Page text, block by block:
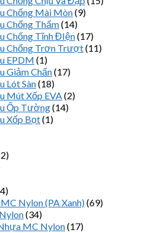
Chống Mài Mòn(9)
Chống Thấm(14)
Chống Tĩnh ĐIện(17)
Chống Trơn Trượt(11)
EPDM (1)
Giảm Chấn(17)
Lót Sàn(18)
Mút Xốp EVA(2)
Ốp Tường(14)
Xốp Bọt(1)
Nylon (PA Xanh)(69)
(34)
MC Nylon(17)